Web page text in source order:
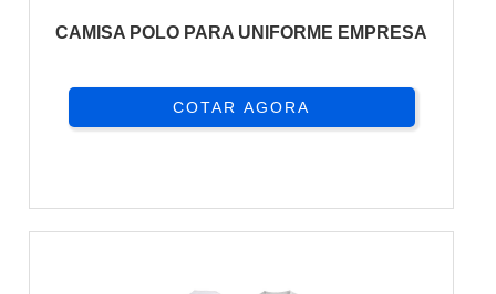
CAMISA POLO PARA UNIFORME EMPRESA
COTAR AGORA